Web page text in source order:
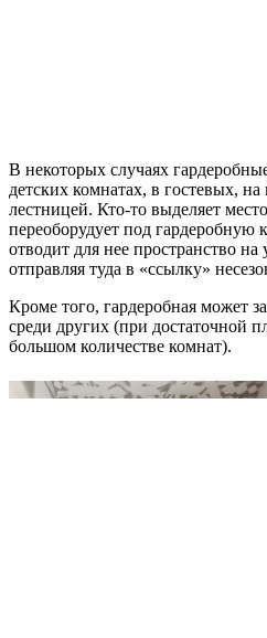
В некоторых случаях
детских комнатах, в гостевых,
лестницей. Кто-то выделяет
переоборудует под гардеробную
отводит для нее пространство
отправляя туда в «ссылку»
Кроме того, гардеробная может
среди других (при достаточной
большом количестве комнат).